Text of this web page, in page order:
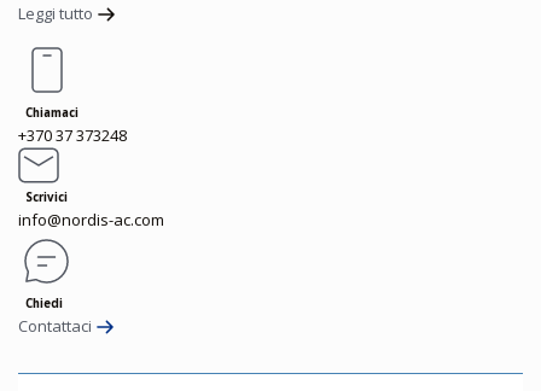
Leggi tutto
Chiamaci
+370 37 373248
Scrivici
info@nordis-ac.com
Chiedi
Contattaci